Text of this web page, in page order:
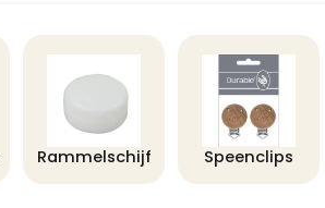
Rammelschijf Speenclips